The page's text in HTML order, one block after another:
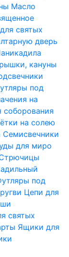
Масло
святых
дверь
кануны
под
на
на солею
Семисвечники
для миро
под
Цепи для
святых
Ящики для